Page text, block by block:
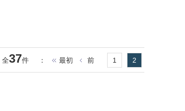
全37件 ： 最初 前 1 2